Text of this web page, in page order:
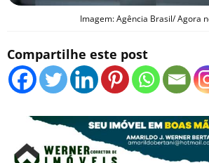
Imagem: Agência Brasil/ Agora
Compartilhe este post